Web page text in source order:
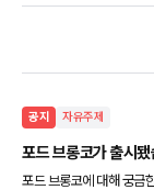
공지 자유주제
포드 브롱코가 출시
포드 브롱코에 대해 궁금